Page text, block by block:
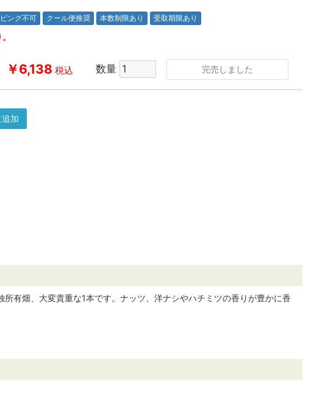
ング不可 クール便推奨 本数制限あり 受取期限あり
￥6,138 税込 数量 完売しました
加
有畑、大変貴重な1本です。ナッツ、洋ナシやハチミツの香りが豊かに香